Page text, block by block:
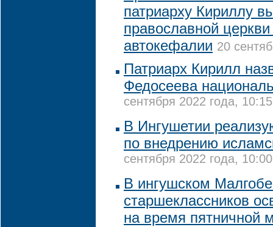
патриарху Кириллу
православной
автокефалии 20
Патриарх Кирилл
Федосеева
сентября 2022 года, 10:15
В Ингушетии
по внедрению
сентября 2022 года, 10:00
В ингушском
старшеклассников
на время пятничной